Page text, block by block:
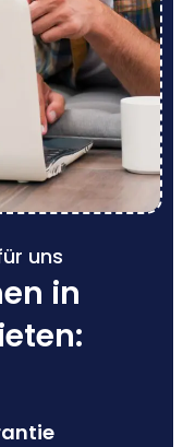
uns
in